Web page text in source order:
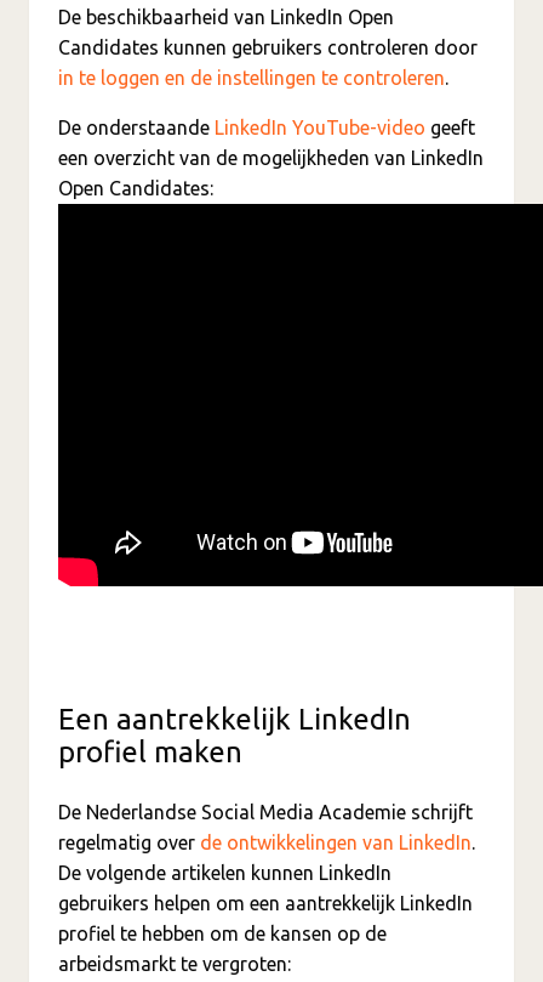
De beschikbaarheid van LinkedIn Open
Candidates kunnen gebruikers controleren door
in te loggen en de instellingen te controleren.
De onderstaande LinkedIn YouTube-video geeft
een overzicht van de mogelijkheden van LinkedIn
Open Candidates:
Een aantrekkelijk LinkedIn
profiel maken
De Nederlandse Social Media Academie schrijft
regelmatig over de ontwikkelingen van LinkedIn.
De volgende artikelen kunnen LinkedIn
gebruikers helpen om een aantrekkelijk LinkedIn
profiel te hebben om de kansen op de
arbeidsmarkt te vergroten: